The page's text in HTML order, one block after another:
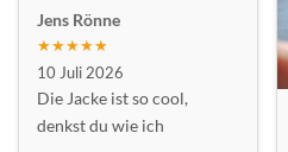
Jens Rönne
★★★★★
10 Juli 2026
Die Jacke ist so cool,
denkst du wie ich